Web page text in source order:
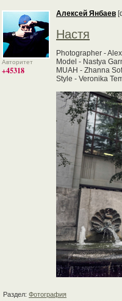
Авторитет
+45318
Алексей Янбаев
Настя
Photographer -
Model - Nastya
MUAH - Zhanna
Style - Veronika
Раздел: Фотография